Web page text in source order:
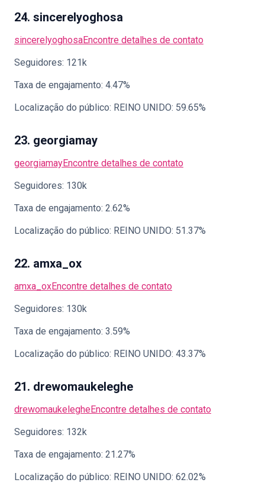
24. sincerelyoghosa
sincerelyoghosaEncontre detalhes de contato
Seguidores: 121k
Taxa de engajamento: 4.47%
Localização do público: REINO UNIDO: 59.65%
23. georgiamay
georgiamayEncontre detalhes de contato
Seguidores: 130k
Taxa de engajamento: 2.62%
Localização do público: REINO UNIDO: 51.37%
22. amxa_ox
amxa_oxEncontre detalhes de contato
Seguidores: 130k
Taxa de engajamento: 3.59%
Localização do público: REINO UNIDO: 43.37%
21. drewomaukeleghe
drewomaukelegheEncontre detalhes de contato
Seguidores: 132k
Taxa de engajamento: 21.27%
Localização do público: REINO UNIDO: 62.02%